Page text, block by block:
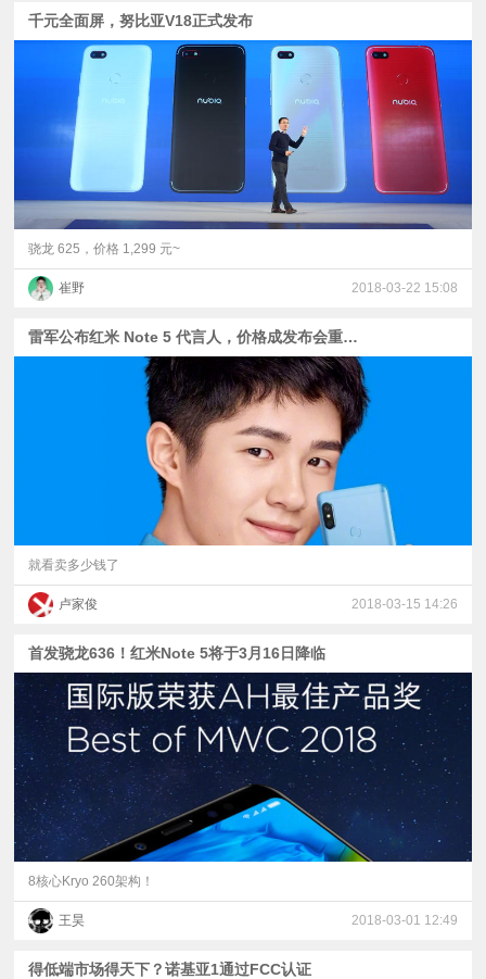
千元全面屏，努比亚V18正式发布
骁龙 625，价格 1,299 元~
崔野 2018-03-22 15:08
雷军公布红米 Note 5 代言人，价格成发布会重点！
就看卖多少钱了
卢家俊 2018-03-15 14:26
首发骁龙636！红米Note 5将于3月16日降临
8核心Kryo 260架构！
王昊 2018-03-01 12:49
得低端市场得天下？诺基亚1通过FCC认证